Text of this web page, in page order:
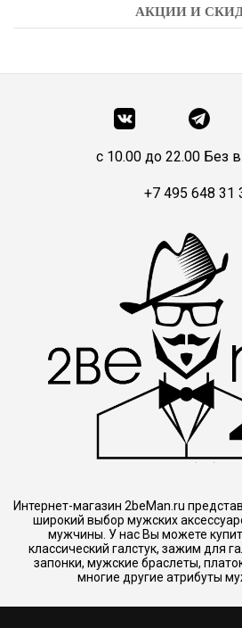
АКЦИИ И
c 10.00 до 22.00 Без
+7 495 648 31
Интернет-магазин 2beMan.ru
широкий выбор мужских
мужчины. У нас Вы можете
классический галстук, зажим для
запонки, мужские браслеты,
многие другие атрибуты